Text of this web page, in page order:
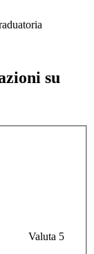
su
Valuta 5